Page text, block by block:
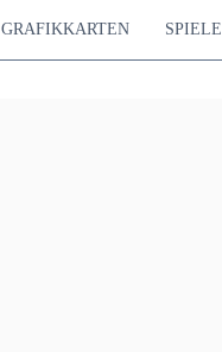
GRAFIKKARTEN SPIELE